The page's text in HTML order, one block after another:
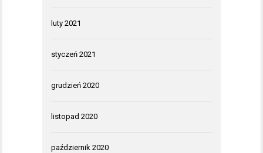
luty 2021
styczeń 2021
grudzień 2020
listopad 2020
październik 2020